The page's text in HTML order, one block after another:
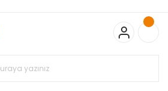
Ürünlerinde 50 Adet Alımlarda
50.000,00TL ve Üzeri EMKO Ürünleri
EK İNDİRİM...
ve Üzeri GEMO Ürünleri
%3 EK İNDİRİM...